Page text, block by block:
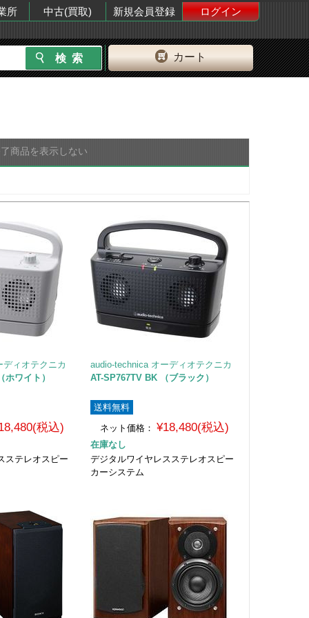
所 中古(買取) 新規会員登録 ログイン
カート
商品を表示しない
ィオテクニカ
ホワイト）
税込)
ステレオスピー
audio-technica オーディオテクニカ
AT-SP767TV BK （ブラック）
送料無料
ネット価格： ¥18,480(税込)
在庫なし
デジタルワイヤレスステレオスピー
カーシステム